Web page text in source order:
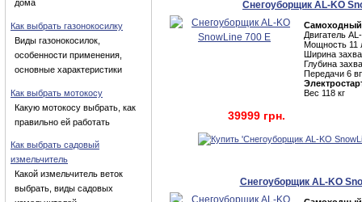
дома
Как выбрать газонокосилку
Виды газонокосилок,
особенности применения,
основные характеристики
Как выбрать мотокосу
Какую мотокосу выбрать, как
правильно ей работать
Как выбрать садовый
измельчитель
Какой измельчитель веток
выбрать, виды садовых
Снегоуборщик AL-KO
Самоходный
Двигатель
Мощность 11
Ширина
Глубина
Передачи 6
Вес 118 кг
39999 грн.
Снегоуборщик AL-KO